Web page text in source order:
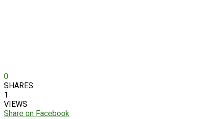
0
SHARES
1
VIEWS
Share on Facebook